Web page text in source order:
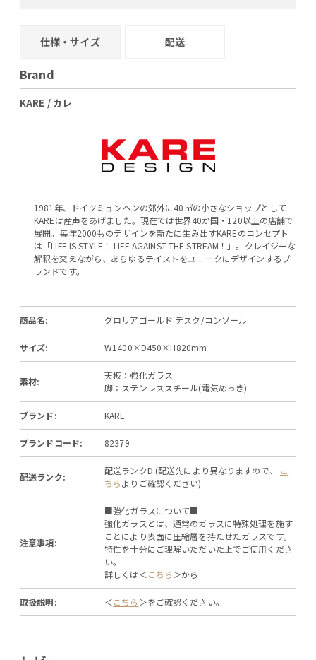
仕様・サイズ 配送
Brand
KARE / カレ
1981年、ドイツミュンヘンの郊外に40㎡の小さなショップとして
KAREは産声をあげました。現在では世界40か国・120以上の店舗で
展開。毎年2000ものデザインを新たに生み出すKAREのコンセプト
は「LIFE IS STYLE！ LIFE AGAINST THE STREAM！」。クレイジーな
解釈を交えながら、あらゆるテイストをユニークにデザインするブ
ランドです。
商品名: グロリアゴールド デスク/コンソール
サイズ: W1400×D450×H820mm
素材:
天板：強化ガラス
脚：ステンレススチール(電気めっき)
ブランド: KARE
ブランドコード: 82379
配送ランク:
配送ランクD (配送先により異なりますので、
こ
ちらよりご確認ください)
注意事項:
■強化ガラスについて■
強化ガラスとは、通常のガラスに特殊処理を施す
ことにより表面に圧縮層を持たせたガラスです。
特性を十分にご理解いただいた上でご使用くださ
い。
詳しくは＜こちら＞から
取扱説明: ＜こちら ＞をご確認ください。